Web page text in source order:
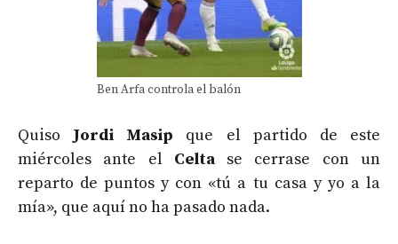
Ben Arfa controla el balón
Quiso Jordi Masip que el partido de este
miércoles ante el Celtase cerrase con un
reparto de puntos y con «tú a tu casa y yo a la
mía», que aquí no ha pasado nada.